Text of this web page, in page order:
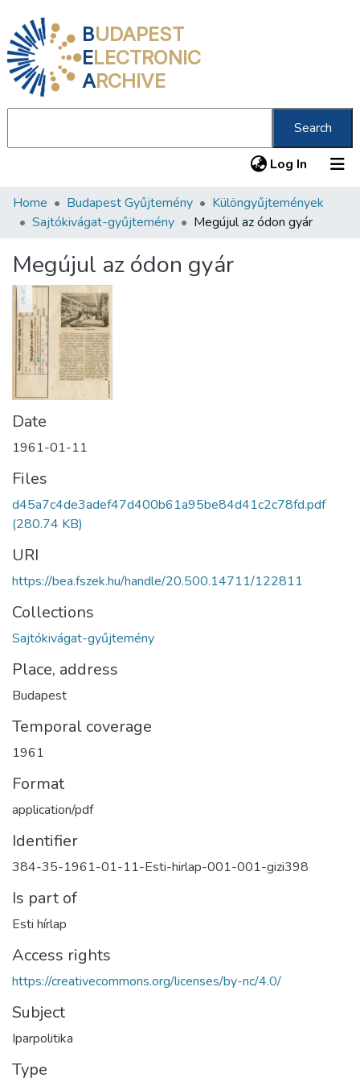
BUDAPEST
ELECTRONIC
ARCHIVE
Search
Log In (current)
Communities & Collections
Statistics
About us
Home Budapest Gyűjtemény
Különgyűjtemények
Sajtókivágat-gyűjtemény
Megújul az ódon gyár
Megújul az ódon gyár
Date
1961-01-11
Files
d45a7c4de3adef47d400b61a95be84d41c2c78fd.pdf
(280.74 KB)
URI
https://bea.fszek.hu/handle/20.500.14711/122811
Collections
Sajtókivágat-gyűjtemény
Place, address
Budapest
Temporal coverage
1961
Format
application/pdf
Identifier
384-35-1961-01-11-Esti-hirlap-001-001-gizi398
Is part of
Esti hírlap
Access rights
https://creativecommons.org/licenses/by-nc/4.0/
Subject
Iparpolitika
Type